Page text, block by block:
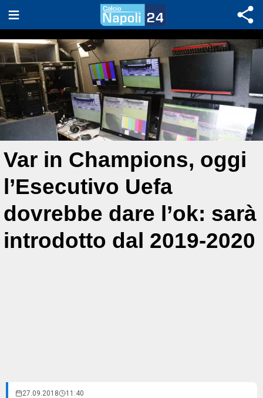
Var in Champions, oggi
l’Esecutivo Uefa
dovrebbe dare l’ok: sarà
introdotto dal 2019-2020
27.09.2018 11:40